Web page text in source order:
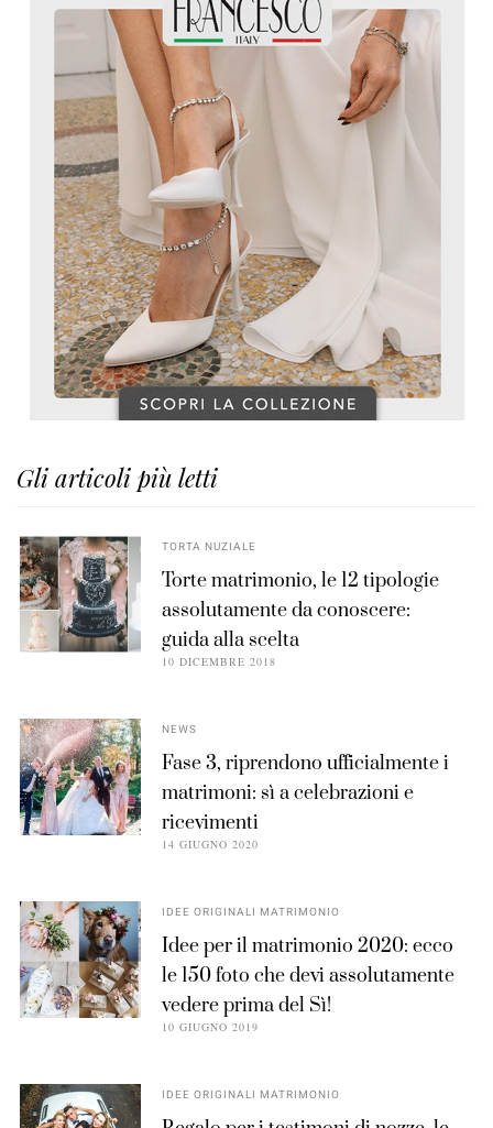
Gli articoli più letti
TORTA NUZIALE
Torte matrimonio, le 12 tipologie
assolutamente da conoscere:
guida alla scelta
10 DICEMBRE 2018
NEWS
Fase 3, riprendono ufficialmente i
matrimoni: sì a celebrazioni e
ricevimenti
14 GIUGNO 2020
IDEE ORIGINALI MATRIMONIO
Idee per il matrimonio 2020: ecco
le 150 foto che devi assolutamente
vedere prima del Sì!
10 GIUGNO 2019
IDEE ORIGINALI MATRIMONIO